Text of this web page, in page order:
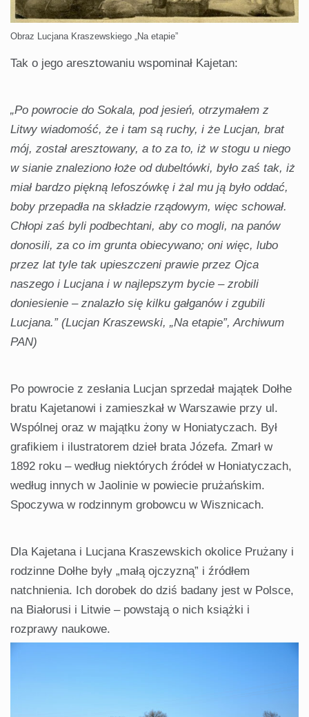
Obraz Lucjana Kraszewskiego „Na etapie”
Tak o jego aresztowaniu wspominał Kajetan:
„Po powrocie do Sokala, pod jesień, otrzymałem z
Litwy wiadomość, że i tam są ruchy, i że Lucjan, brat
mój, został aresztowany, a to za to, iż w stogu u niego
w sianie znaleziono łoże od dubeltówki, było zaś tak, iż
miał bardzo piękną lefoszówkę i żal mu ją było oddać,
boby przepadła na składzie rządowym, więc schował.
Chłopi zaś byli podbechtani, aby co mogli, na panów
donosili, za co im grunta obiecywano; oni więc, lubo
przez lat tyle tak upieszczeni prawie przez Ojca
naszego i Lucjana i w najlepszym bycie – zrobili
doniesienie – znalazło się kilku gałganów i zgubili
Lucjana.” (Lucjan Kraszewski, „Na etapie”, Archiwum
PAN)
Po powrocie z zesłania Lucjan sprzedał majątek Dołhe
bratu Kajetanowi i zamieszkał w Warszawie przy ul.
Wspólnej oraz w majątku żony w Honiatyczach. Był
grafikiem i ilustratorem dzieł brata Józefa. Zmarł w
1892 roku – według niektórych źródeł w Honiatyczach,
według innych w Jaolinie w powiecie prużańskim.
Spoczywa w rodzinnym grobowcu w Wisznicach.
Dla Kajetana i Lucjana Kraszewskich okolice Prużany i
rodzinne Dołhe były „małą ojczyzną” i źródłem
natchnienia. Ich dorobek do dziś badany jest w Polsce,
na Białorusi i Litwie – powstają o nich książki i
rozprawy naukowe.